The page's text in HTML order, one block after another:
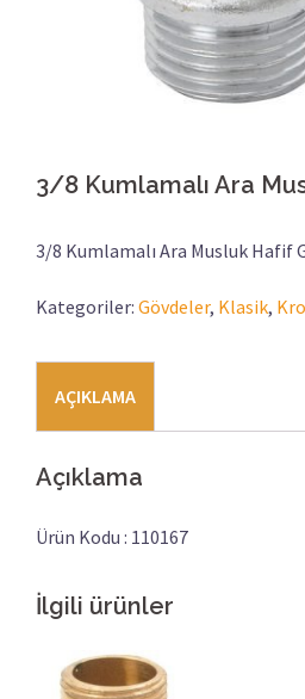
3/8 Kumlamalı Ara
3/8 Kumlamalı Ara Musluk Hafif
Kategoriler: Gövdeler, Klasik,
AÇIKLAMA
Açıklama
Ürün Kodu : 110167
İlgili ürünler